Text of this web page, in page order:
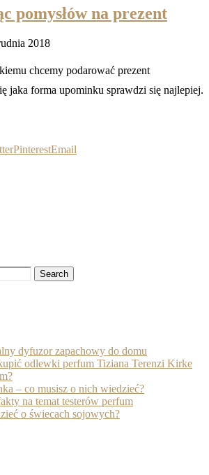
pomysłów na prezent
2018
chcemy podarować prezent
jaka forma upominku sprawdzi się najlepiej.
PinterestEmail
dyfuzor zapachowy do domu
odlewki perfum Tiziana Terenzi Kirke
– co musisz o nich wiedzieć?
na temat testerów perfum
o świecach sojowych?